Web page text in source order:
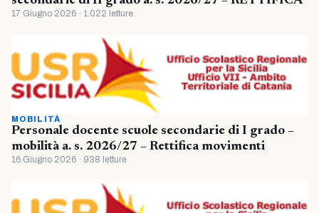
17 Giugno 2026 · 1.022 letture
MOBILITÀ
Personale docente scuole secondarie di I grado –
mobilità a. s. 2026/27 – Rettifica movimenti
16 Giugno 2026 · 938 letture